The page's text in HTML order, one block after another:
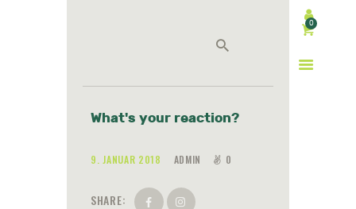
0
Search
What's your reaction?
9. JANUAR 2018 ADMIN 0
SHARE: